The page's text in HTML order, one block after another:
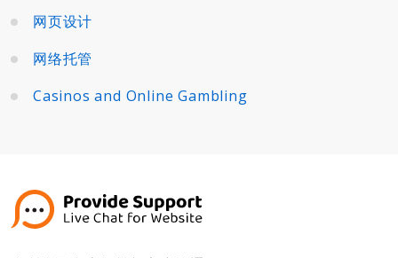
网页设计
网络托管
Casinos and Online Gambling